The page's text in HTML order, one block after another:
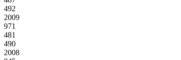
492
2009
971
481
490
2008